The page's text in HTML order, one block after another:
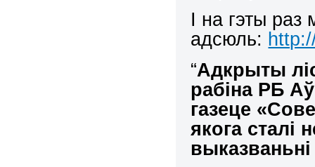
І на гэты
адсюль:
“Адкрыты
рабіна РБ
газеце
якога сталі